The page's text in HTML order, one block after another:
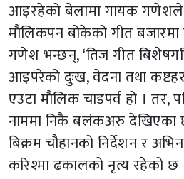
आइरहेको बेलामा गायक
मौलिकपन बोकेको गीत
गणेश भन्छन्, ‘तिज गीत
आइपरेको दुःख, वेदना तथा
एउटा मौलिक चाडपर्व हो ।
नाममा निकै बलंकअरु देखिएका
बिक्रम चौहानको निर्देशन र
करिश्मा ढकालको नृत्य रहेको छ